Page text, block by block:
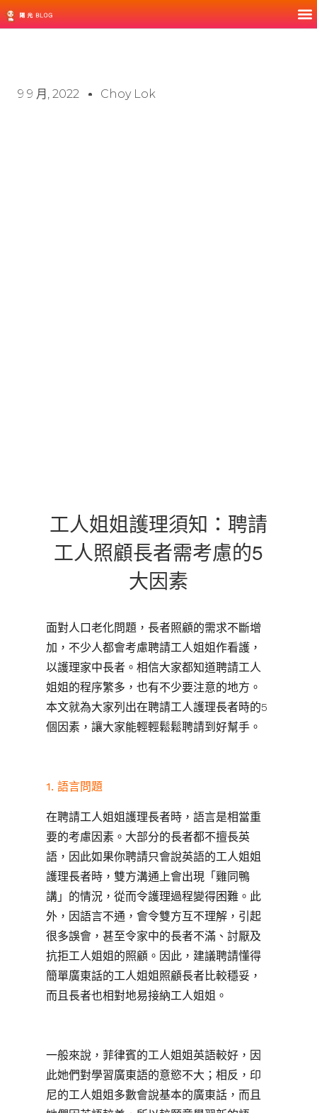
9 9 月, 2022 Choy Lok
工人姐姐護理須知：聘請
工人照顧長者需考慮的5
大因素
面對人口老化問題，長者照顧的需求不斷增
加，不少人都會考慮聘請工人姐姐作看護，
以護理家中長者。相信大家都知道聘請工人
姐姐的程序繁多，也有不少要注意的地方。
本文就為大家列出在聘請工人護理長者時的5
個因素，讓大家能輕輕鬆鬆聘請到好幫手。
1. 語言問題
在聘請工人姐姐護理長者時，語言是相當重
要的考慮因素。大部分的長者都不擅長英
語，因此如果你聘請只會說英語的工人姐姐
護理長者時，雙方溝通上會出現「雞同鴨
講」的情況，從而令護理過程變得困難。此
外，因語言不通，會令雙方互不理解，引起
很多誤會，甚至令家中的長者不滿、討厭及
抗拒工人姐姐的照顧。因此，建議聘請懂得
簡單廣東話的工人姐姐照顧長者比較穩妥，
而且長者也相對地易接納工人姐姐。
一般來說，菲律賓的工人姐姐英語較好，因
此她們對學習廣東語的意慾不大；相反，印
尼的工人姐姐多數會說基本的廣東話，而且